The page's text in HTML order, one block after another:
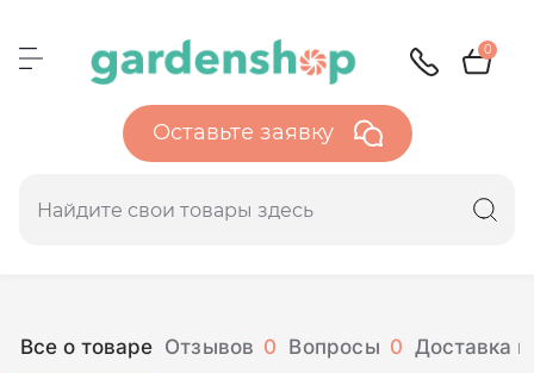
0
Оставьте заявку
Все о товаре Отзывов 0 Вопросы 0 Доставка и